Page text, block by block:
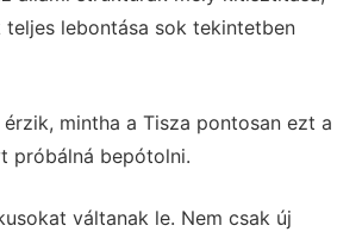
lebontása sok tekintetben
mintha a Tisza pontosan ezt a
próbálná bepótolni.
váltanak le. Nem csak új